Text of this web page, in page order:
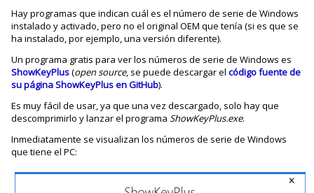
Hay programas que indican cuál es el número de serie de Windows
instalado y activado, pero no el original OEM que tenía (si es que se
ha instalado, por ejemplo, una versión diferente).
Un programa gratis para ver los números de serie de Windows es
ShowKeyPlus(open source, se puede descargar elcódigo fuente de
su página ShowKeyPlus en GitHub).
Es muy fácil de usar, ya que una vez descargado, solo hay que
descomprimirlo y lanzar el programaShowKeyPlus.exe.
Inmediatamente se visualizan los números de serie de Windows
que tiene el PC: